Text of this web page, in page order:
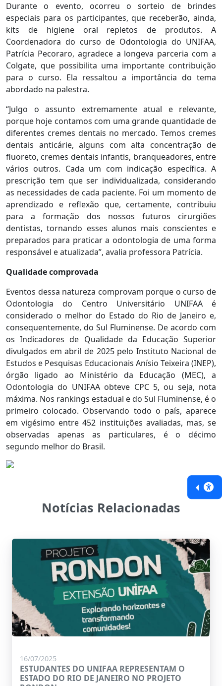
Durante o evento, ocorreu o sorteio de brindes
especiais para os participantes, que receberão, ainda,
kits de higiene oral repletos de produtos. A
Coordenadora do curso de Odontologia do UNIFAA,
Patrícia Pecoraro, agradece a longeva parceria com a
Colgate, que possibilita uma importante contribuição
para o curso. Ela ressaltou a importância do tema
abordado na palestra.
“Julgo o assunto extremamente atual e relevante,
porque hoje contamos com uma grande quantidade de
diferentes cremes dentais no mercado. Temos cremes
dentais anticárie, alguns com alta concentração de
fluoreto, cremes dentais infantis, branqueadores, entre
vários outros. Cada um com indicação específica. A
prescrição tem que ser individualizada, considerando
as necessidades de cada paciente. Foi um momento de
aprendizado e reflexão que, certamente, contribuiu
para a formação dos nossos futuros cirurgiões
dentistas, tornando esses alunos mais conscientes e
preparados para praticar a odontologia de uma forma
responsável e atualizada”, avalia professora Patrícia.
Qualidade comprovada
Eventos dessa natureza comprovam porque o curso de
Odontologia do Centro Universitário UNIFAA é
considerado o melhor do Estado do Rio de Janeiro e,
consequentemente, do Sul Fluminense. De acordo com
os Indicadores de Qualidade da Educação Superior
divulgados em abril de 2025 pelo Instituto Nacional de
Estudos e Pesquisas Educacionais Anísio Teixeira (INEP),
órgão ligado ao Ministério da Educação (MEC), a
Odontologia do UNIFAA obteve CPC 5, ou seja, nota
máxima. Nos rankings estadual e do Sul Fluminense, é o
primeiro colocado. Observando todo o país, aparece
em vigésimo entre 452 instituições avaliadas, mas, se
observadas apenas as particulares, é o décimo
segundo melhor do Brasil.
Notícias Relacionadas
16/07/2025
ESTUDANTES DO UNIFAA REPRESENTAM O
ESTADO DO RIO DE JANEIRO NO PROJETO